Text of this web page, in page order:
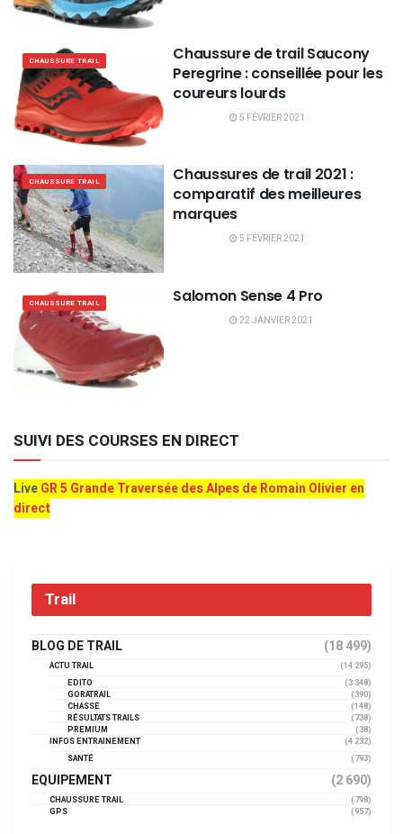
CHAUSSURE TRAIL
Chaussure de trail Saucony
Peregrine : conseillée pour les
coureurs lourds
5 FÉVRIER 2021
CHAUSSURE TRAIL
Chaussures de trail 2021 :
comparatif des meilleures
marques
5 FÉVRIER 2021
CHAUSSURE TRAIL Salomon Sense 4 Pro
22 JANVIER 2021
SUIVI DES COURSES EN DIRECT
LiveGR 5 Grande Traversée des Alpes de Romain Olivier en
direct
Trail
BLOG DE TRAIL (18 499)
ACTU TRAIL
(14 295)
EDITO
(3 348)
GORATRAIL
(390)
CHASSE
(148)
RÉSULTATS TRAILS
(738)
PREMIUM
(38)
INFOS ENTRAINEMENT
(4 232)
SANTÉ
(793)
EQUIPEMENT (2 690)
CHAUSSURE TRAIL
(798)
GPS
(957)